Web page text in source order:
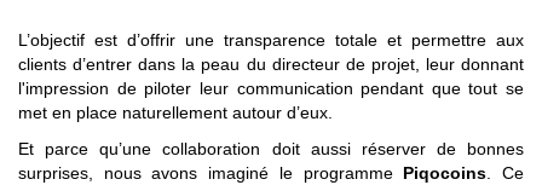
L’objectif est d’offrir une transparence totale et permettre aux
clients d’entrer dans la peau du directeur de projet, leur donnant
l'impression de piloter leur communication pendant que tout se
met en place naturellement autour d’eux.
Et parce qu’une collaboration doit aussi réserver de bonnes
surprises, nous avons imaginé le programme Piqocoins . Ce